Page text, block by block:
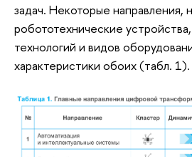
задач. Некоторые направления,
робототехнические
технологий и видов
характеристики обоих (табл. 1).